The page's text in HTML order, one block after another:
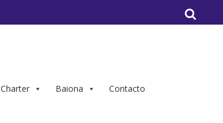
por:
Charter Baiona Contacto